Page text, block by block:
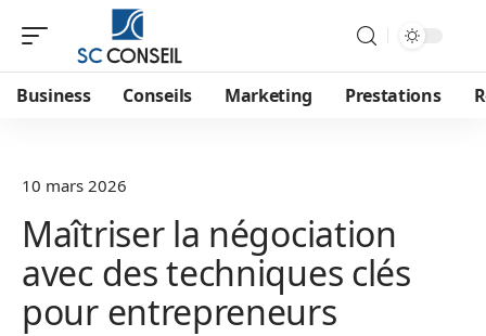
Business Conseils Marketing Prestations
10 mars 2026
Maîtriser la négociation
avec des techniques clés
pour entrepreneurs